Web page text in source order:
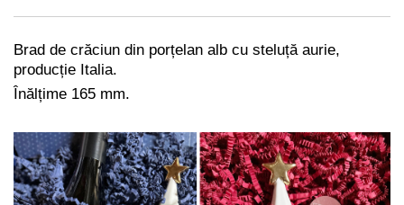
Brad de crăciun din porțelan alb cu steluță aurie,
producție Italia.
Înălțime 165 mm.